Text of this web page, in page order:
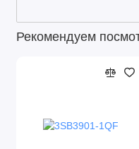
Рекомендуем